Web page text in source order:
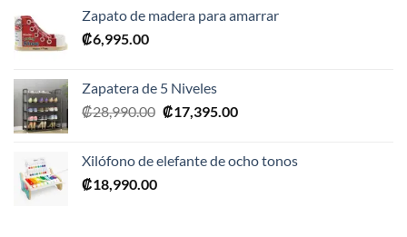
Zapato de madera para amarrar
₡6,995.00
Zapatera de 5 Niveles
₡28,990.00 El
era:
₡17,395.00El
es:
Xilófono de elefante de ocho tonos
₡18,990.00